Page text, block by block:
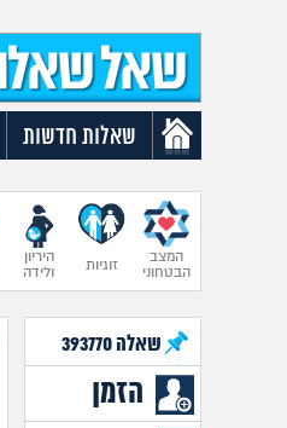
שאלות חדשות
המצב
הבטחוני
זוגיות
היריון
ולידה
שאלה393770
הזמן